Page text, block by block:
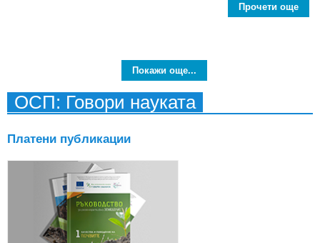
Прочети още
на
Покажи още...
ОСП: Говори науката
Платени публикации